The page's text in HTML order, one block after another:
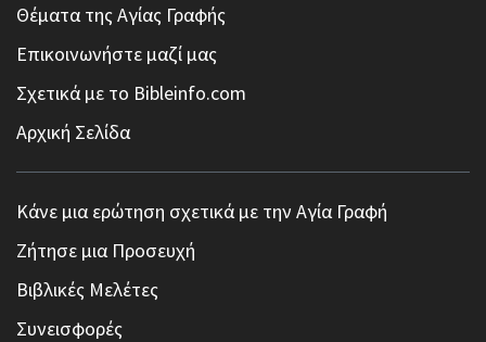
Θέματα της Αγίας Γραφής
Επικοινωνήστε μαζί μας
Σχετικά με το Bibleinfo.com
Αρχική Σελίδα
Κάνε μια ερώτηση σχετικά με την Αγία Γραφή
Ζήτησε μια Προσευχή
Βιβλικές Μελέτες
Συνεισφορές